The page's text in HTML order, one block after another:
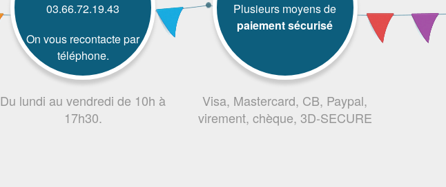
03.66.72.19.43
On vous recontacte par
téléphone.
Du lundi au vendredi de 10h à
17h30.
Plusieurs moyens de
paiement sécurisé
Visa, Mastercard, CB, Paypal,
virement, chèque, 3D-SECURE